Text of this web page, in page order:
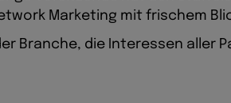
Marketing mit frischem
Branche, die Interessen aller